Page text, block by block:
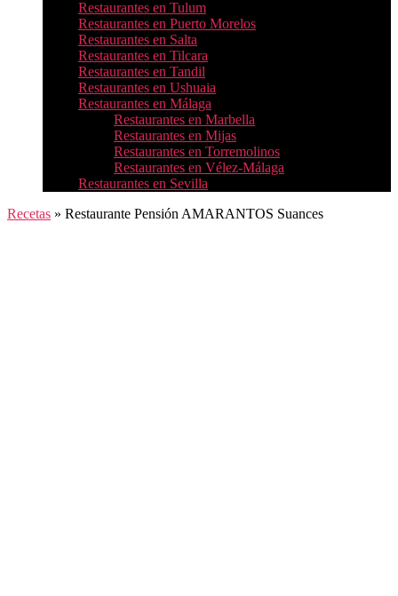
Restaurantes en Tulum
Restaurantes en Puerto Morelos
Restaurantes en Salta
Restaurantes en Tilcara
Restaurantes en Tandil
Restaurantes en Ushuaia
Restaurantes en Málaga
Restaurantes en Marbella
Restaurantes en Mijas
Restaurantes en Torremolinos
Restaurantes en Vélez-Málaga
Restaurantes en Sevilla
Recetas » Restaurante Pensión AMARANTOS Suances